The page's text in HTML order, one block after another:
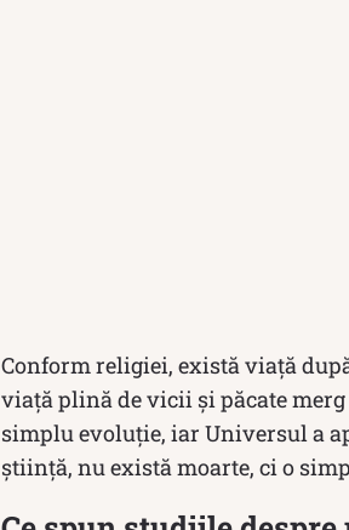
Conform religiei, există viață
viață plină de vicii și păcate
simplu evoluție, iar Universul a
știință, nu există moarte, ci o